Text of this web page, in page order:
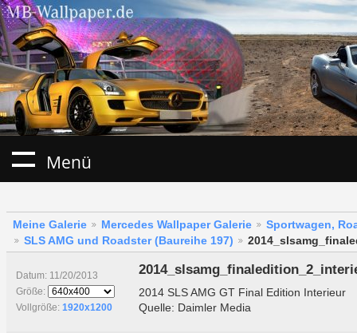
Menü
Meine Galerie Mercedes Wallpaper Galerie
Sportwagen,
SLS AMG und Roadster (Baureihe 197)
Datum: 11/20/2013
Größe:
Vollgröße: 1920x1200
2014 SLS AMG GT Final Edition Interieur
Quelle: Daimler Media